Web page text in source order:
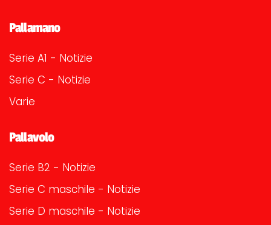
Pallamano
Serie A1 - Notizie
Serie C - Notizie
Varie
Pallavolo
Serie B2 - Notizie
Serie C maschile - Notizie
Serie D maschile - Notizie